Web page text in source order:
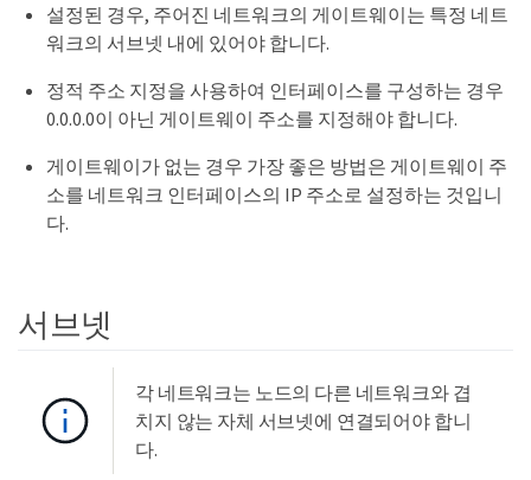
설정된 경우, 주어진 네트워크의 게이트웨이는 특정 네트
워크의 서브넷 내에 있어야 합니다.
정적 주소 지정을 사용하여 인터페이스를 구성하는 경우
0.0.0.0이 아닌 게이트웨이 주소를 지정해야 합니다.
게이트웨이가 없는 경우 가장 좋은 방법은 게이트웨이 주
소를 네트워크 인터페이스의 IP 주소로 설정하는 것입니
다.
서브넷
각 네트워크는 노드의 다른 네트워크와 겹
치지 않는 자체 서브넷에 연결되어야 합니
다.